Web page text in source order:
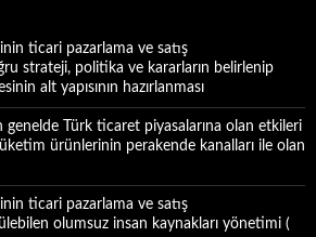
ticari pazarlama ve satış
strateji, politika ve kararların belirlenip
alt yapısının hazırlanması
Türk ticaret piyasalarına olan etkileri
ürünlerinin perakende kanalları ile olan
ticari pazarlama ve satış
olumsuz insan kaynakları yönetimi (